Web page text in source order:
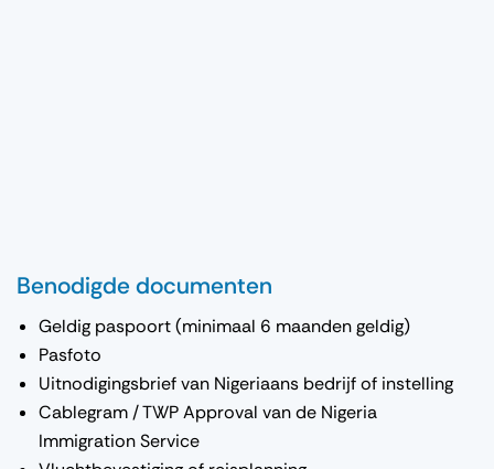
Benodigde documenten
Geldig paspoort (minimaal 6 maanden geldig)
Pasfoto
Uitnodigingsbrief van Nigeriaans bedrijf of instelling
Cablegram / TWP Approval van de Nigeria
Immigration Service